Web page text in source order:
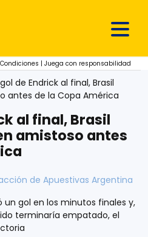
| Juega con responsabilidad
de Endrick al final, Brasil
antes de la Copa América
al final, Brasil
amistoso antes
de Apuestivas Argentina
un gol en los minutos finales y,
terminaría empatado, el